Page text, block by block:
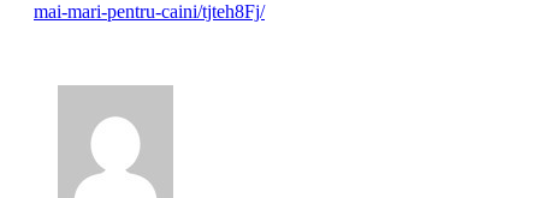
mai-mari-pentru-caini/tjteh8Fj/